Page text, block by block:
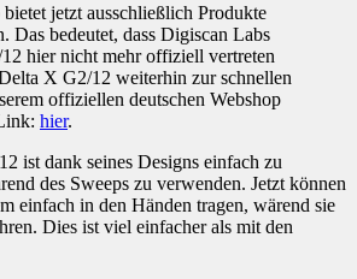
jetzt ausschließlich Produkte
Das bedeutet, dass Digiscan Labs
hier nicht mehr offiziell vertreten
X G2/12 weiterhin zur schnellen
offiziellen deutschen Webshop
hier.
ist dank seines Designs einfach zu
des Sweeps zu verwenden. Jetzt können
einfach in den Händen tragen, wärend sie
Dies ist viel einfacher als mit den